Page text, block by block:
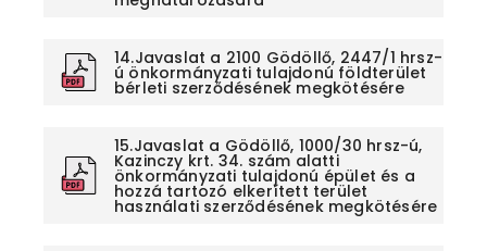
14.Javaslat a 2100 Gödöllő, 2447/1 hrsz-
ú önkormányzati tulajdonú földterület
bérleti szerződésének megkötésére
15.Javaslat a Gödöllő, 1000/30 hrsz-ú,
Kazinczy krt. 34. szám alatti
önkormányzati tulajdonú épület és a
hozzá tartozó elkerített terület
használati szerződésének megkötésére